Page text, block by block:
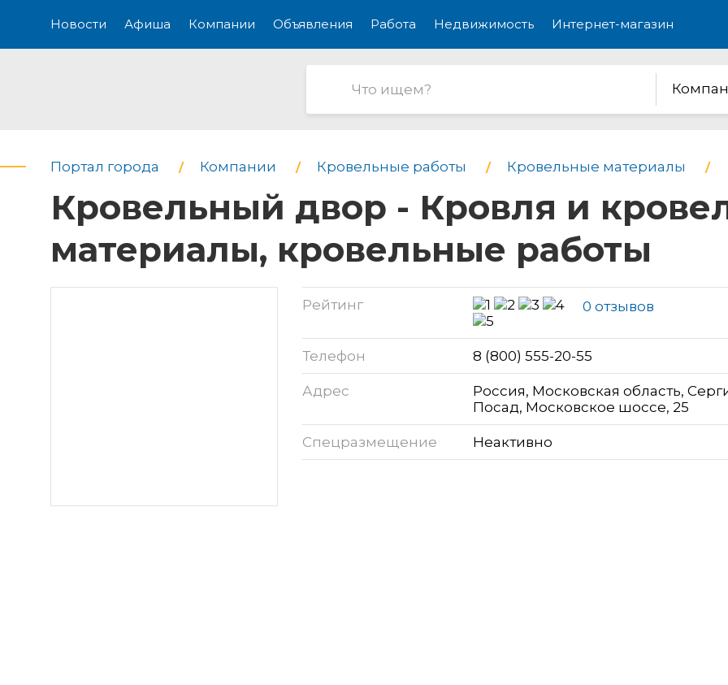
Новости Афиша Компании Объявления Работа Недвижимость Интернет-магазин
Портал города Компании Кровельные работы Кровельные материалы
Кровельный двор - Кровля и
материалы, кровельные работы
Рейтинг 0 отзывов
Телефон 8 (800) 555-20-55
Адрес
Россия, Московская область,
Посад, Московское шоссе, 25
Спецразмещение Неактивно